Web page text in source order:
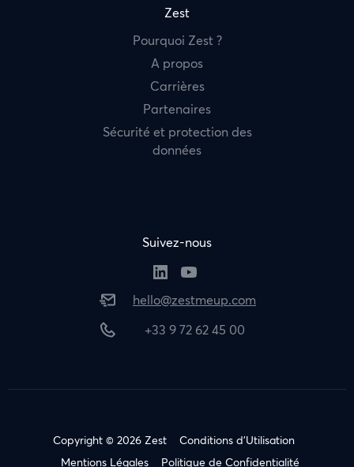
Zest
Pourquoi Zest ?
A propos
Carrières
Partenaires
Sécurité et protection des
données
Suivez-nous
hello@zestmeup.com
+33 9 72 62 45 00
Copyright © 2026 Zest
Conditions d’Utilisation
Mentions Légales
Politique de Confidentialité